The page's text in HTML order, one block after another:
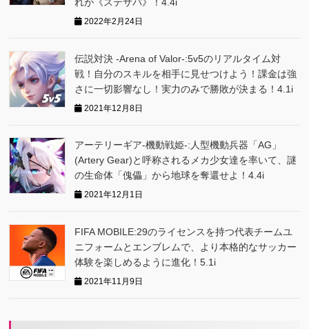
2022年2月24日
伝説対決 -Arena of Valor-:5v5のリアルタイム対
戦！自分のスキルを相手に見せつけよう！課金は強
さに一切影響なし！実力のみで勝敗が決まる！4.1i
2021年12月8日
アーテリーギア-機動戦姫-:人型機動兵器「AG」
(Artery Gear)と呼称されるメカ少女達を率いて、謎
の生命体「傀儡」から地球を奪還せよ！4.4i
2021年12月1日
FIFA MOBILE:29のライセンスを持つ代表チームユ
ニフォームとエンブレムで、より本格的なサッカー
体験を楽しめるように進化！5.1i
2021年11月9日